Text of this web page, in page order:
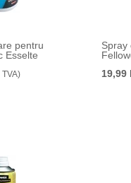
pentru
Esselte
Spray
19,99